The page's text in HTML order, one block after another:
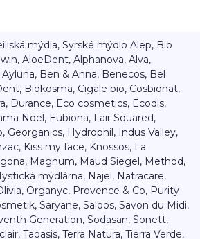
mýdla, Syrské mýdlo Alep, Bio
AloeDent, Alphanova, Alva,
Ben & Anna, Benecos, Bel
Biokosma, Cigale bio, Cosbionat,
Durance, Eco cosmetics, Ecodis,
Noël, Eubiona, Fair Squared,
Georganics, Hydrophil, Indus Valley,
Kiss my face, Knossos, La
Magnum, Maud Siegel, Method,
mýdlárna, Najel, Natracare,
Organyc, Provence & Co, Purity
Saryane, Saloos, Savon du Midi,
Generation, Sodasan, Sonett,
Taoasis, Terra Natura, Tierra Verde,